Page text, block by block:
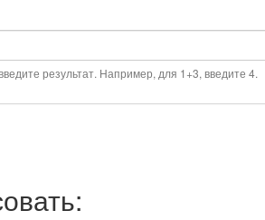
результат. Например, для 1+3, введите 4.